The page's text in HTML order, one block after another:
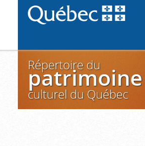
Répertoire du
patrimoine
culturel du Québec